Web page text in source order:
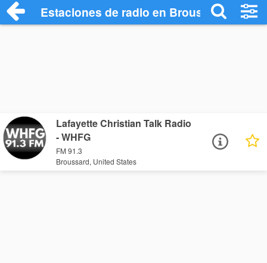
Estaciones de radio en Broussard -
Lafayette Christian Talk Radio
- WHFG
FM 91.3
Broussard, United States